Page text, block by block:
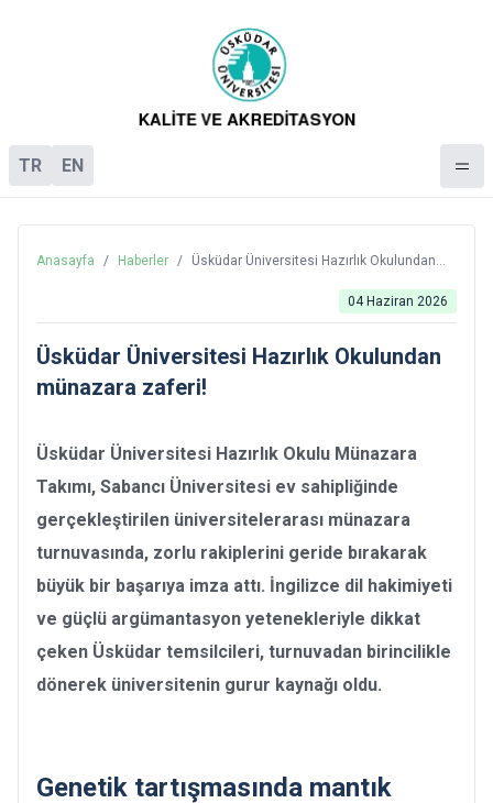
TR EN
Anasayfa / Haberler /
Üsküdar Üniversitesi Hazırlık Okulundan
04 Haziran 2026
Üsküdar Üniversitesi Hazırlık Okulundan
münazara zaferi!
Üsküdar Üniversitesi Hazırlık Okulu Münazara
Takımı, Sabancı Üniversitesi ev sahipliğinde
gerçekleştirilen üniversitelerarası münazara
turnuvasında, zorlu rakiplerini geride bırakarak
büyük bir başarıya imza attı. İngilizce dil hakimiyeti
ve güçlü argümantasyon yetenekleriyle dikkat
çeken Üsküdar temsilcileri, turnuvadan birincilikle
dönerek üniversitenin gurur kaynağı oldu.
Genetik tartışmasında mantık